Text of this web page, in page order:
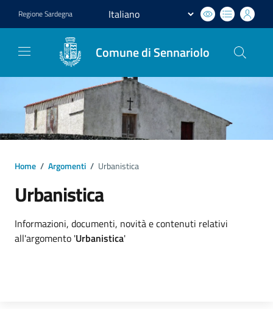
RegioneSardegna
Comune di Sennariolo
Home / Argomenti / Urbanistica
Urbanistica
Dettagli argomento
Informazioni, documenti, novità e contenuti relativi
all'argomento 'Urbanistica'